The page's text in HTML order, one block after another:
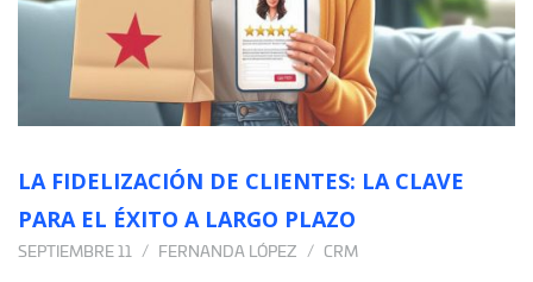
LA FIDELIZACIÓN DE CLIENTES: LA CLAVE
PARA EL ÉXITO A LARGO PLAZO
SEPTIEMBRE 11 FERNANDA LÓPEZ CRM